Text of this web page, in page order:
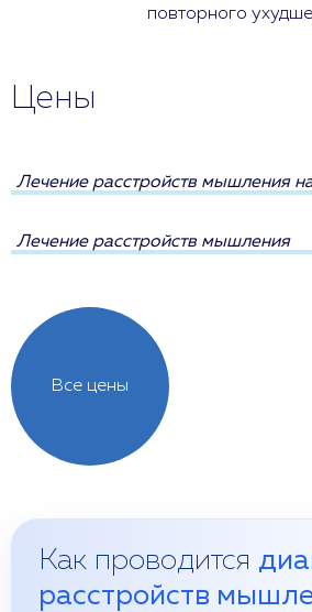
повторного
Цены
Все цены
Лечение расстройств мышления
Лечение расстройств мышления
Как проводится
расстройств